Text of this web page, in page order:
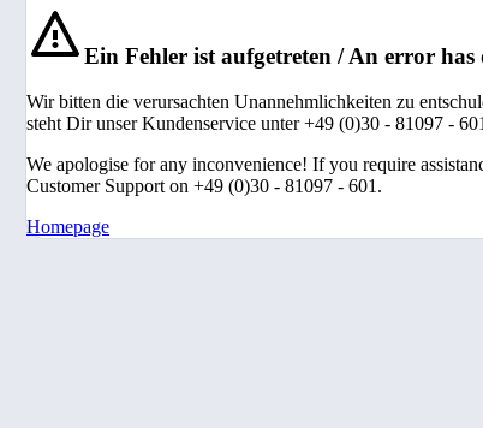
Ein Fehler ist aufgetreten / An error has
Wir bitten die verursachten Unannehmlichkeiten zu
steht Dir unser Kundenservice unter +49 (0)30 - 81097 -
We apologise for any inconvenience! If you require
Customer Support on +49 (0)30 - 81097 - 601.
Homepage